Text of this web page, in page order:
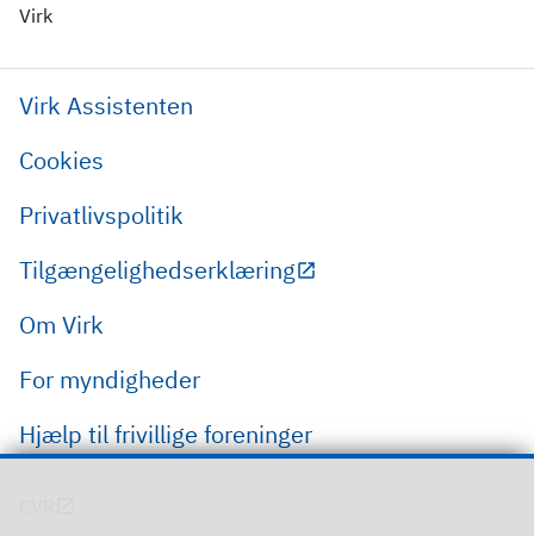
Virk
Virk Assistenten
Cookies
Privatlivspolitik
Tilgængelighedserklæring
Om Virk
For myndigheder
Hjælp til frivillige foreninger